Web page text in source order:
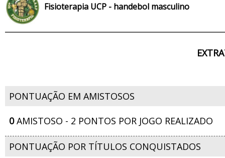
Fisioterapia UCP - handebol masculino
PONTUAÇÃO EM AMISTOSOS
0AMISTOSO - 2 PONTOS POR JOGO REALIZADO
PONTUAÇÃO POR TÍTULOS CONQUISTADOS